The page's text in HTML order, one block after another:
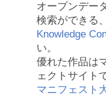
オープンデー
検索ができる、
Knowledge
い。
優れた作品は
ェクトサイト
マニフェスト